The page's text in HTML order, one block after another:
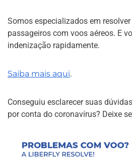
Somos especializados em
passageiros com voos aéreos. E
indenização rapidamente.
Saiba mais aqui.
Conseguiu esclarecer suas
por conta do coronavírus? Deixe